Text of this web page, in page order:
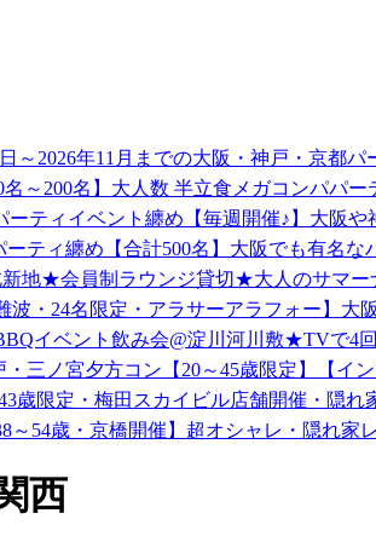
～2026年11月までの大阪・神戸・京都パ
～200名】大人数 半立食メガコンパパー
ティイベント纏め【毎週開催♪】大阪や
ティ纏め【合計500名】大阪でも有名な
新地★会員制ラウンジ貸切★大人のサマー
波・24名限定・アラサーアラフォー】大
イベント飲み会@淀川河川敷★TVで4
三ノ宮夕方コン【20～45歳限定】【イ
歳限定・梅田スカイビル店舗開催・隠れ
～54歳・京橋開催】超オシャレ・隠れ家